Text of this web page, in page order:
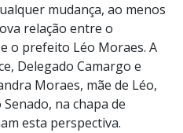
mudança, ao menos
relação entre o
o prefeito Léo Moraes. A
Delegado Camargo e
Moraes, mãe de Léo,
na chapa de
esta perspectiva.